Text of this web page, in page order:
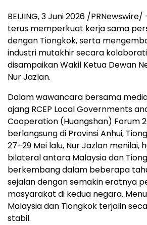
BEIJING, 3 Juni 2026 /
terus memperkuat kerja sama
dengan Tiongkok, serta
industri mutakhir secara
disampaikan Wakil Ketua Dewan
Nur Jazlan.
Dalam wawancara bersama
ajang RCEP Local Governments
Cooperation (Huangshan) Forum
berlangsung di Provinsi Anhui,
27–29 Mei lalu, Nur Jazlan menilai,
bilateral antara Malaysia dan
berkembang dalam beberapa
sejalan dengan semakin eratnya
masyarakat di kedua negara.
Malaysia dan Tiongkok terjalin
stabil.